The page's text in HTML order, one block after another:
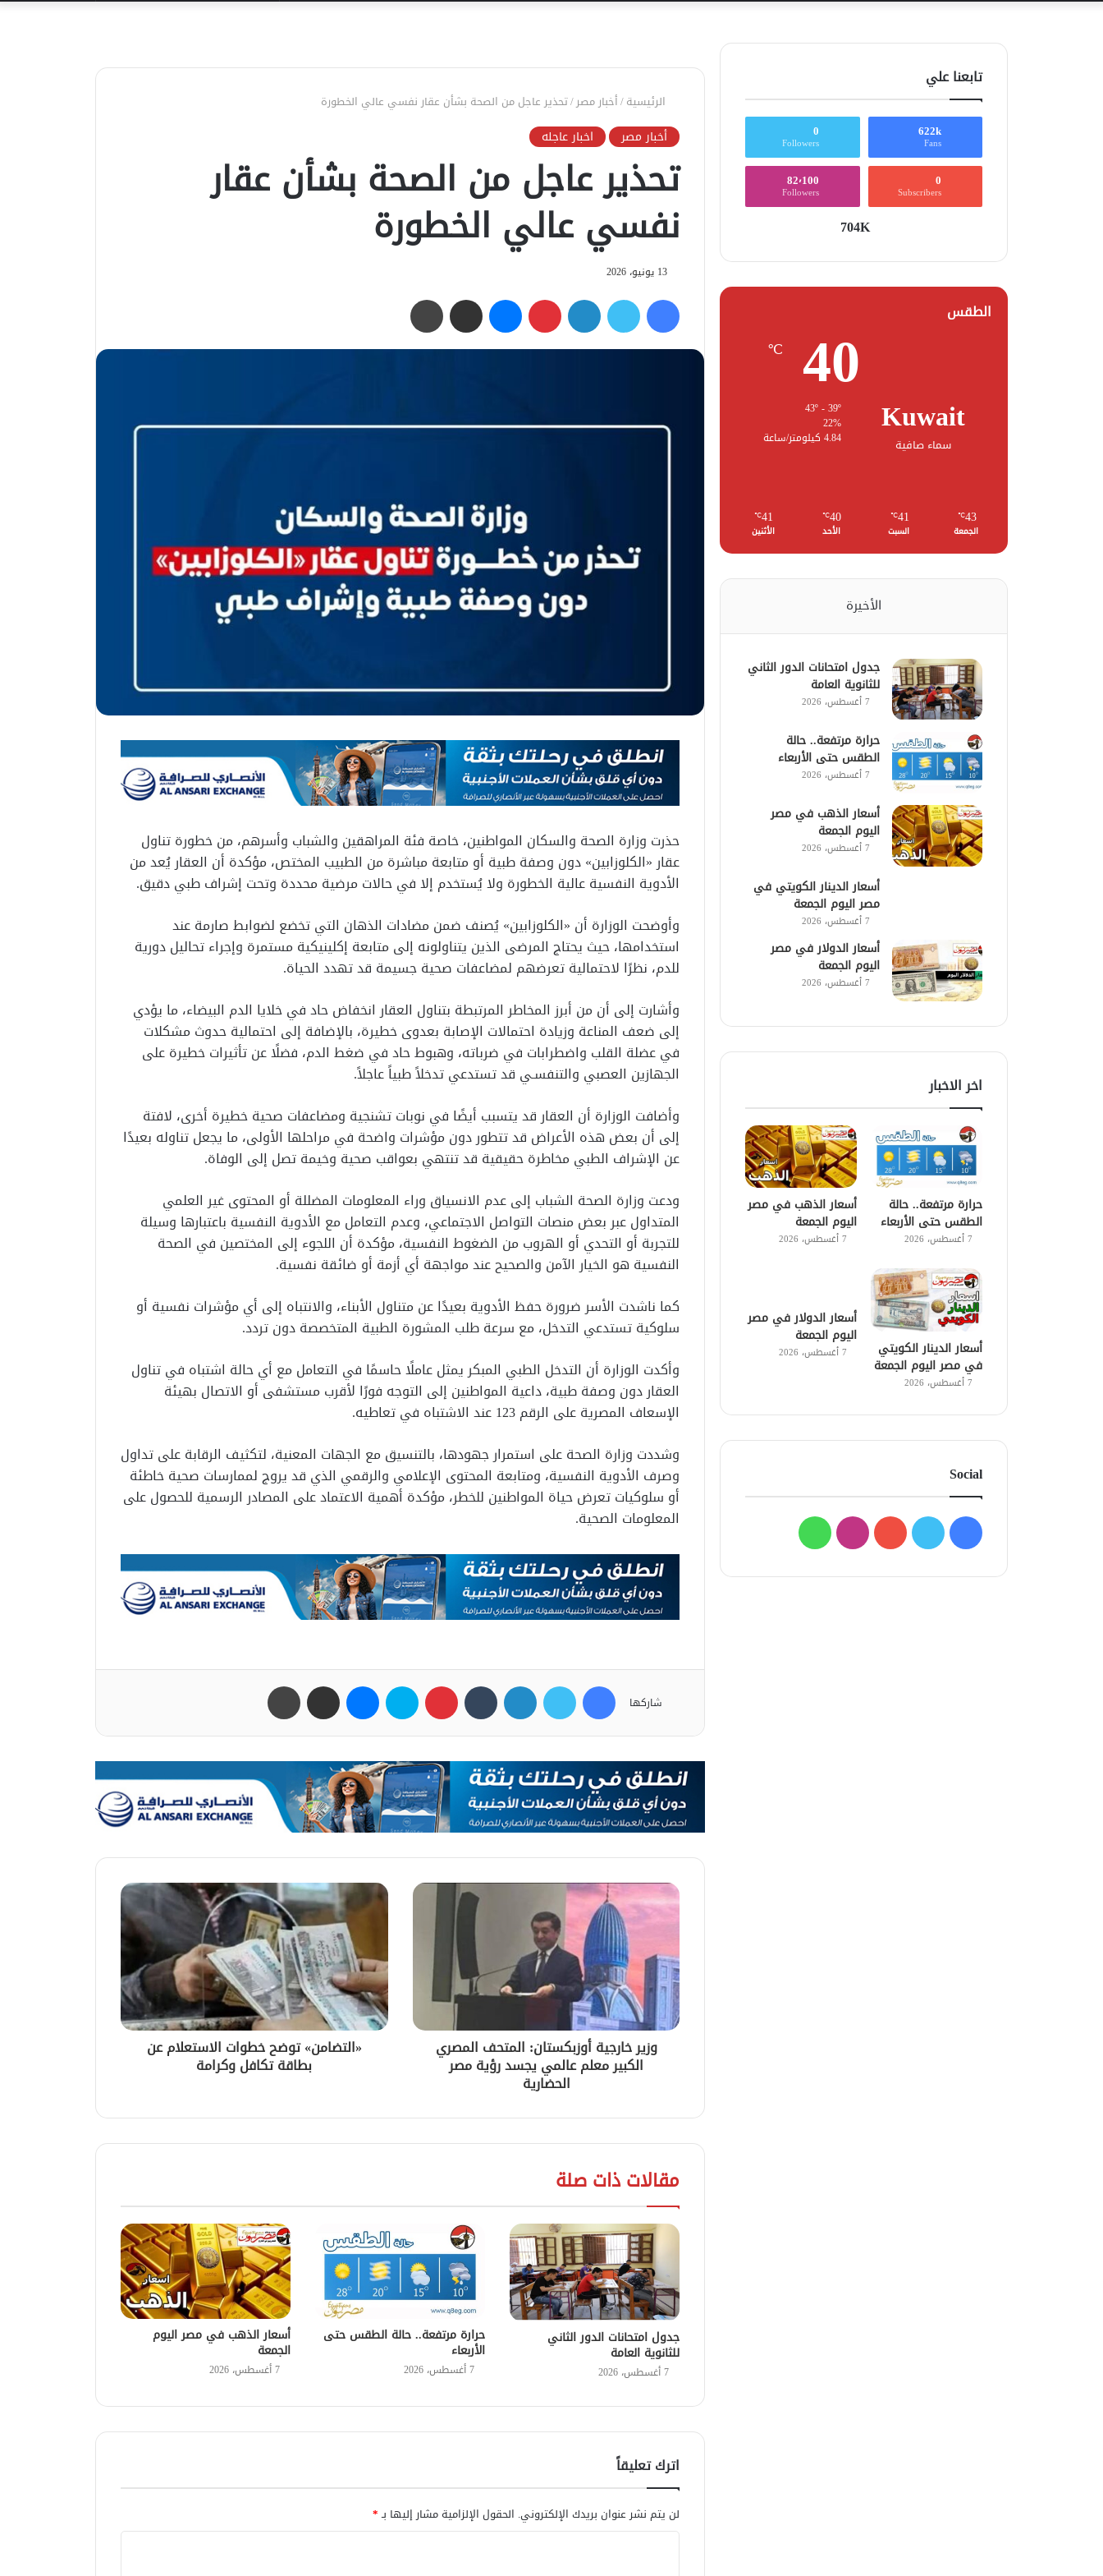
الرئيسية/أخبار مصر/تحذير عاجل من الصحة بشأن عقار نفسي عالي الخطورة
أخبار مصر اخبار عاجله
تحذير عاجل من الصحة بشأن عقار
نفسي عالي الخطورة
13 يونيو، 2026
فيسبوك تويتر لينكدإن بينتيريست ماسنجر مشاركة عبر البريد
حذرت وزارة الصحة والسكان المواطنين، خاصة فئة المراهقين والشباب وأسرهم، من خطورة تناول
عقار «الكلوزابين» دون وصفة طبية أو متابعة مباشرة من الطبيب المختص، مؤكدة أن العقار يُعد من
الأدوية النفسية عالية الخطورة ولا يُستخدم إلا في حالات مرضية محددة وتحت إشراف طبي دقيق.
وأوضحت الوزارة أن «الكلوزابين» يُصنف ضمن مضادات الذهان التي تخضع لضوابط صارمة عند
استخدامها، حيث يحتاج المرضى الذين يتناولونه إلى متابعة إكلينيكية مستمرة وإجراء تحاليل دورية
للدم، نظرًا لاحتمالية تعرضهم لمضاعفات صحية جسيمة قد تهدد الحياة.
وأشارت إلى أن من أبرز المخاطر المرتبطة بتناول العقار انخفاض حاد في خلايا الدم البيضاء، ما يؤدي
إلى ضعف المناعة وزيادة احتمالات الإصابة بعدوى خطيرة، بالإضافة إلى احتمالية حدوث مشكلات
في عضلة القلب واضطرابات في ضرباته، وهبوط حاد في ضغط الدم، فضلًا عن تأثيرات خطيرة على
الجهازين العصبي والتنفسـي قد تستدعي تدخلاً طبياً عاجلاً.
وأضافت الوزارة أن العقار قد يتسبب أيضًا في نوبات تشنجية ومضاعفات صحية خطيرة أخرى، لافتة
إلى أن بعض هذه الأعراض قد تتطور دون مؤشرات واضحة في مراحلها الأولى، ما يجعل تناوله بعيدًا
عن الإشراف الطبي مخاطرة حقيقية قد تنتهي بعواقب صحية وخيمة تصل إلى الوفاة.
ودعت وزارة الصحة الشباب إلى عدم الانسياق وراء المعلومات المضللة أو المحتوى غير العلمي
المتداول عبر بعض منصات التواصل الاجتماعي، وعدم التعامل مع الأدوية النفسية باعتبارها وسيلة
للتجربة أو التحدي أو الهروب من الضغوط النفسية، مؤكدة أن اللجوء إلى المختصين في الصحة
النفسية هو الخيار الآمن والصحيح عند مواجهة أي أزمة أو ضائقة نفسية.
كما ناشدت الأسر ضرورة حفظ الأدوية بعيدًا عن متناول الأبناء، والانتباه إلى أي مؤشرات نفسية أو
سلوكية تستدعي التدخل، مع سرعة طلب المشورة الطبية المتخصصة دون تردد.
وأكدت الوزارة أن التدخل الطبي المبكر يمثل عاملًا حاسمًا في التعامل مع أي حالة اشتباه في تناول
العقار دون وصفة طبية، داعية المواطنين إلى التوجه فورًا لأقرب مستشفى أو الاتصال بهيئة
الإسعاف المصرية على الرقم 123 عند الاشتباه في تعاطيه.
وشددت وزارة الصحة على استمرار جهودها، بالتنسيق مع الجهات المعنية، لتكثيف الرقابة على تداول
وصرف الأدوية النفسية، ومتابعة المحتوى الإعلامي والرقمي الذي قد يروج لممارسات صحية خاطئة
أو سلوكيات تعرض حياة المواطنين للخطر، مؤكدة أهمية الاعتماد على المصادر الرسمية للحصول على
المعلومات الصحية.
شاركها
فيسبوك تويتر لينكدإن بينتيريست سكايب ماسنجر مشاركة عبر البريد
وزير خارجية أوزبكستان: المتحف المصري
الكبير معلم عالمي يجسد رؤية مصر
الحضارية
«التضامن» توضح خطوات الاستعلام عن
بطاقة تكافل وكرامة
مقالات ذات صلة
جدول امتحانات الدور الثاني
للثانوية العامة
7 أغسطس، 2026
حرارة مرتفعة.. حالة الطقس حتى
الأربعاء
7 أغسطس، 2026
أسعار الذهب في مصر اليوم
الجمعة
7 أغسطس، 2026
اترك تعليقاً
لن يتم نشر عنوان بريدك الإلكتروني. الحقول الإلزامية مشار إليها بـ*
تابعنا علي
622k
Fans
0
Followers
0
Subscribers
82٬100
Followers
704K
الطقس
Kuwait
سماء صافية
40
℃
43º - 39º
22%
4.84 كيلومتر/ساعة
43
℃
الجمعة
41
℃
السبت
40
℃
الأحد
41
℃
الأثنين
الأخيرة
جدول امتحانات الدور الثاني
للثانوية العامة
7 أغسطس، 2026
حرارة مرتفعة.. حالة
الطقس حتى الأربعاء
7 أغسطس، 2026
أسعار الذهب في مصر
اليوم الجمعة
7 أغسطس، 2026
أسعار الدينار الكويتي في
مصر اليوم الجمعة
7 أغسطس، 2026
أسعار الدولار في مصر
اليوم الجمعة
7 أغسطس، 2026
اخر الاخبار
حرارة مرتفعة.. حالة
الطقس حتى الأربعاء
7 أغسطس، 2026
أسعار الذهب في مصر
اليوم الجمعة
7 أغسطس، 2026
أسعار الدينار الكويتي
في مصر اليوم الجمعة
7 أغسطس، 2026
أسعار الدولار في مصر
اليوم الجمعة
7 أغسطس، 2026
Social
فيسبوك
تويتر يوتيوبانستقرامواتساب